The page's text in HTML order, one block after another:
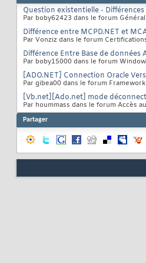
Question existentielle -
Par boby62423 dans le forum
Différence entre MCPD.NET et
Par Vonziz dans le forum
Différence Entre Base de données
Par boby15000 dans le forum
[ADO.NET] Connection Oracle
Par gibea00 dans le forum Framework
[Vb.net][Ado.net] mode
Par hoummass dans le forum Accès
Partager